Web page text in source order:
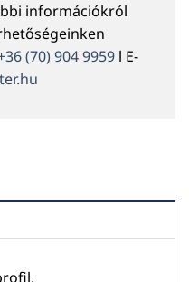
információkról
(70) 904 9959 l E-